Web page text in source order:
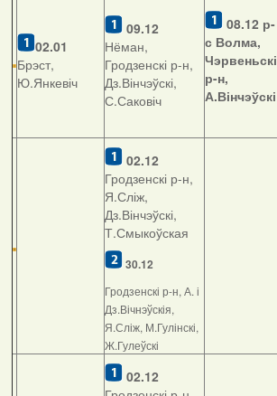
02.01
Брэст,
Ю.Янкевіч
09.12
Нёман,
Гродзенскі р-н,
Дз.Вінчэўскі,
С.Саковіч
08.12 р-
с Волма,
Чэрвеньскі
р-н,
А.Вінчэўскі
02.12
Гродзенскі р-н,
Я.Сліж,
Дз.Вінчэўскі,
Т.Смыкоўская
30.12
Гродзенскі р-н, А. і
Дз.Вічнэўскія,
Я.Сліж, М.Гулінскі,
Ж.Гулеўскі
02.12